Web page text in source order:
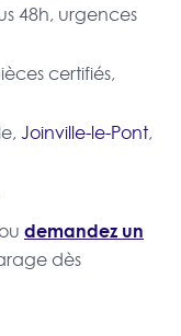
48h, urgences
certifiés,
Joinville-le-Pont,
demandez un
dès